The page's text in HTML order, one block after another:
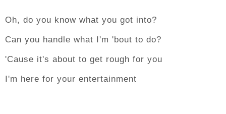
Oh, do you know what you got into?
Can you handle what I'm 'bout to do?
'Cause it's about to get rough for you
I'm here for your entertainment